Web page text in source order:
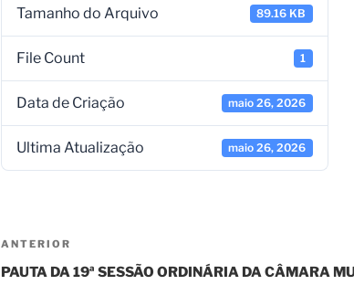
Tamanho do Arquivo 89.16 KB
File Count 1
Data de Criação maio 26, 2026
Ultima Atualização maio 26, 2026
ANTERIOR
PAUTA DA 19ª SESSÃO ORDINÁRIA DA CÂMARA